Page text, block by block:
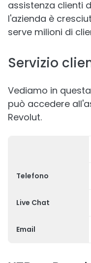
assistenza clienti
l'azienda è
serve milioni di
Servizio
Vediamo in
può accedere
Revolut.
Telefono
Live Chat
Email